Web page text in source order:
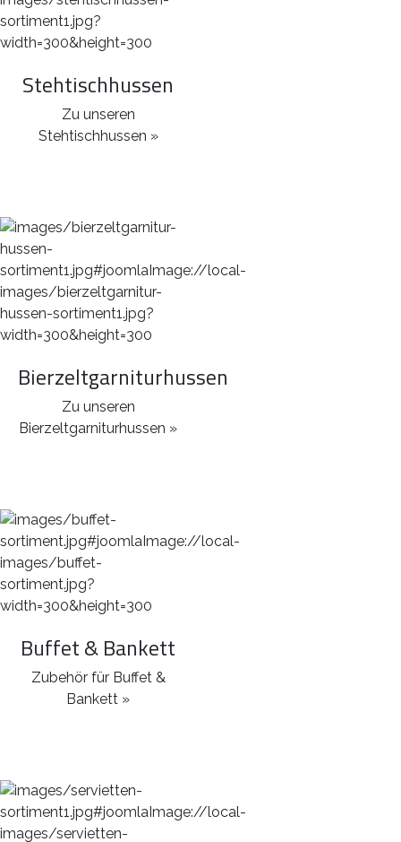
Stehtischhussen
Zu unseren
Stehtischhussen »
Bierzeltgarniturhussen
Zu unseren
Bierzeltgarniturhussen »
Buffet & Bankett
Zubehör für Buffet &
Bankett »